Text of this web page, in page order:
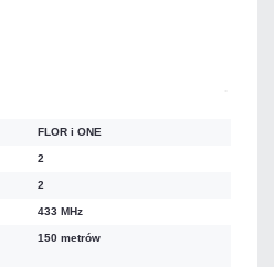
FLOR i ONE
2
2
433 MHz
150 metrów